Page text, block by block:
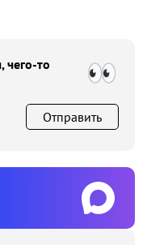
чего-то
Отправить